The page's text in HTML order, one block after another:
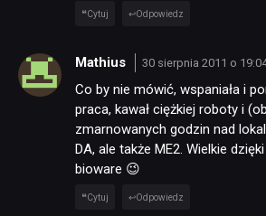
Cytuj Odpowiedz
Mathius 30 sierpnia 2011 o
Co by nie mówić, wspaniała i
praca, kawał ciężkiej roboty i
zmarnowanych godzin nad
DA, ale także ME2. Wielkie
bioware 😉
Cytuj Odpowiedz